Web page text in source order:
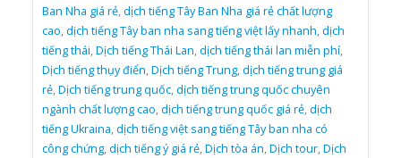
Ban Nha giá rẻ,dịch tiếng Tây Ban Nha giá rẻ chất lượng
cao,dịch tiếng Tây ban nha sang tiếng việt lấy nhanh,dịch
tiếng thái,Dịch tiếng Thái Lan,dịch tiếng thái lan miễn phí,
Dịch tiếng thụy điển,Dịch tiếng Trung,dịch tiếng trung giá
rẻ,Dịch tiếng trung quốc,dịch tiếng trung quốc chuyên
ngành chất lượng cao,dịch tiếng trung quốc giá rẻ,dịch
tiếng Ukraina,dịch tiếng việt sang tiếng Tây ban nha có
công chứng,dịch tiếng ý giá rẻ,Dịch tòa án,Dịch tour,Dịch